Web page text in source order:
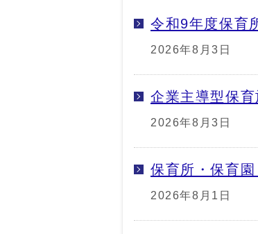
令和9年度保育
2026年8月3日
企業主導型保
2026年8月3日
保育所・保育
2026年8月1日